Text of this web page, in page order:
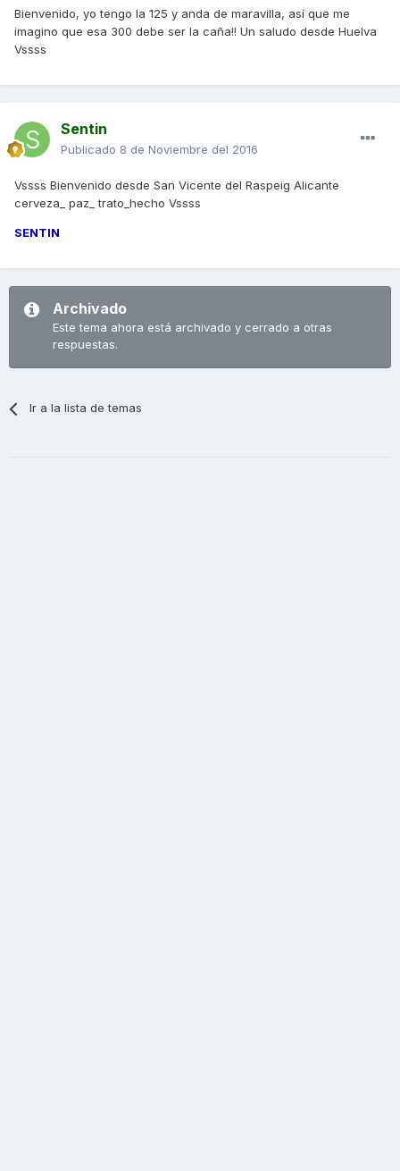
Bienvenido, yo tengo la 125 y anda de maravilla, así que me
imagino que esa 300 debe ser la caña!! Un saludo desde Huelva
Vssss
Sentin
Publicado 8 de Noviembre del 2016
Vssss Bienvenido desde San Vicente del Raspeig Alicante
cerveza_ paz_ trato_hecho Vssss
SENTIN
Archivado
Este tema ahora está archivado y cerrado a otras
respuestas.
Ir a la lista de temas